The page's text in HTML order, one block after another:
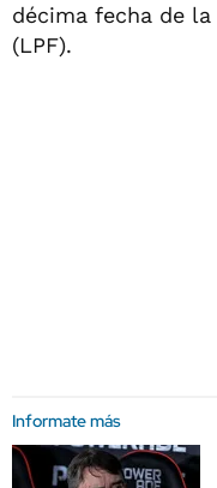
décima fecha de la
(LPF).
Informate más